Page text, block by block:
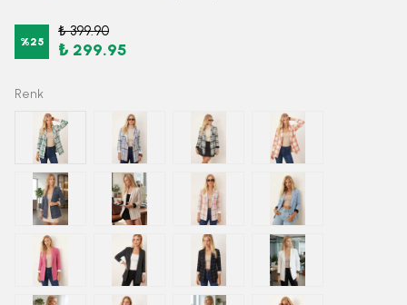
%25
₺ 399.90
₺ 299.95
Renk